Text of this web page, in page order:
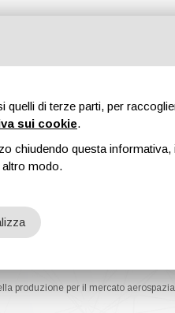
Fiere Formazione
produzione per il mercato
quelli di terze parti, per
sui cookie.
chiudendo questa
modo.